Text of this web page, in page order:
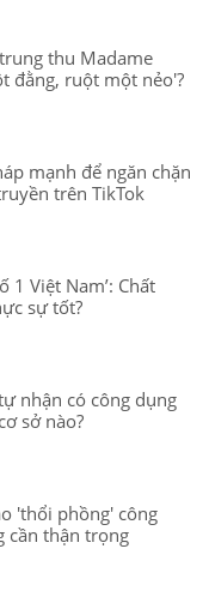
thu Madame
đằng, ruột một nẻo'?
mạnh để ngăn chặn
trên TikTok
1 Việt Nam’: Chất
sự tốt?
nhận có công dụng
sở nào?
'thổi phồng' công
cần thận trọng